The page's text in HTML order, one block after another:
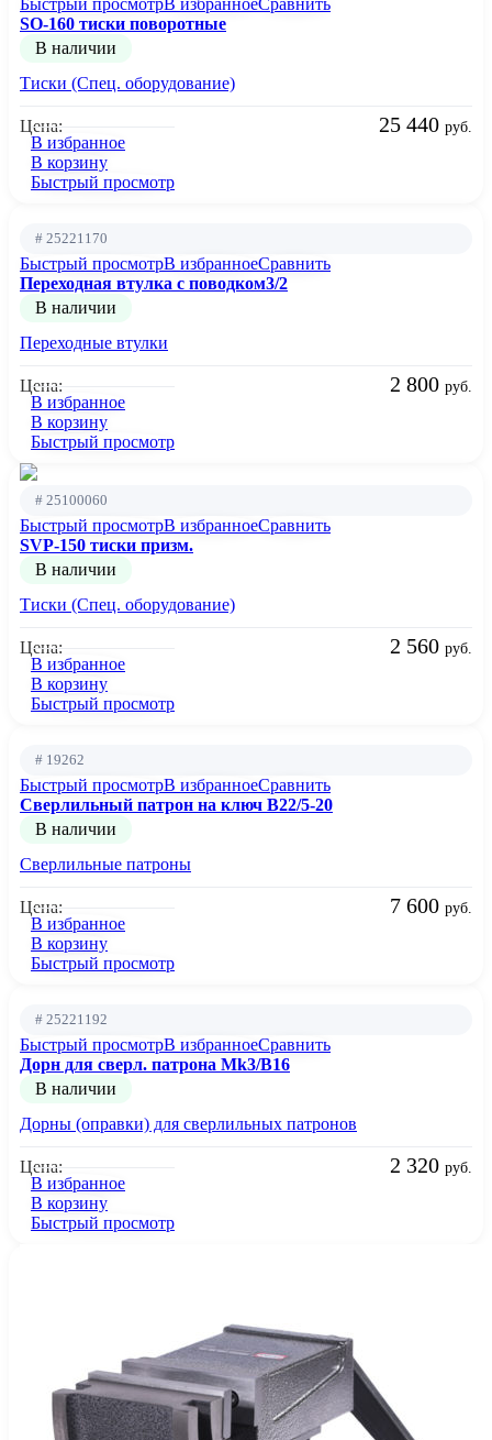
SO-160 тиски поворотные
В наличии
Тиски (Спец. оборудование)
Цена: 25 440 руб.
В избранное
В корзину
Быстрый просмотр
# 25221170
Быстрый просмотрВ избранноеСравнить
Переходная втулка с поводком3/2
В наличии
Переходные втулки
Цена: 2 800 руб.
В избранное
В корзину
Быстрый просмотр
# 25100060
Быстрый просмотрВ избранноеСравнить
SVP-150 тиски призм.
В наличии
Тиски (Спец. оборудование)
Цена: 2 560 руб.
В избранное
В корзину
Быстрый просмотр
# 19262
Быстрый просмотрВ избранноеСравнить
Сверлильный патрон на ключ B22/5-20
В наличии
Сверлильные патроны
Цена: 7 600 руб.
В избранное
В корзину
Быстрый просмотр
# 25221192
Быстрый просмотрВ избранноеСравнить
Дорн для сверл. патрона Mk3/B16
В наличии
Дорны (оправки) для сверлильных патронов
Цена: 2 320 руб.
В избранное
В корзину
Быстрый просмотр